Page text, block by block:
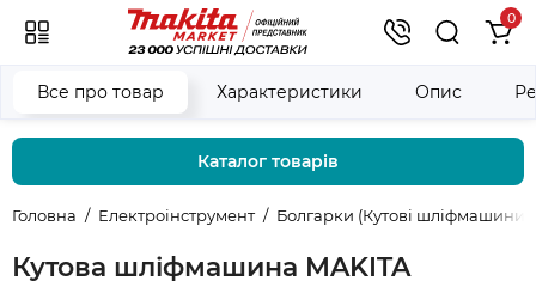
0
Каталог товарів
Головна Електроінструмент Болгарки (Кутові шліфмашини)
Кутова шліфмашина MAKITA
Все про товар Характеристики Опис